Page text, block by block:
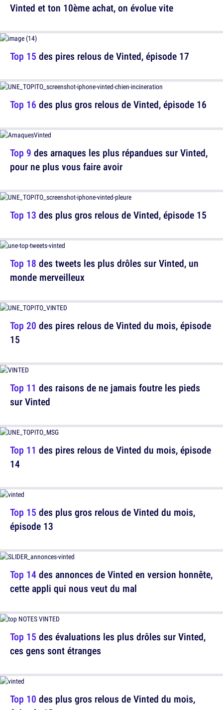
Vinted et ton 10ème achat, on évolue vite
Top 16 des plus gros relous de Vinted, épisode 16
Top 13 des plus gros relous de Vinted, épisode 15
Top 20 des pires relous de Vinted du mois, épisode
15
Top 11 des pires relous de Vinted du mois, épisode
14
Top 14des annonces de Vinted en version honnête,
cette appli qui nous veut du mal
Top 10 des plus gros relous de Vinted du mois,
Top 15 des pires relous de Vinted, épisode 17
Top 9 des arnaques les plus répandues sur Vinted,
pour ne plus vous faire avoir
Top 18 des tweets les plus drôles sur Vinted, un
monde merveilleux
Top 11 des raisons de ne jamais foutre les pieds
sur Vinted
Top 15 des plus gros relous de Vinted du mois,
épisode 13
Top 15 des évaluations les plus drôles sur Vinted,
ces gens sont étranges